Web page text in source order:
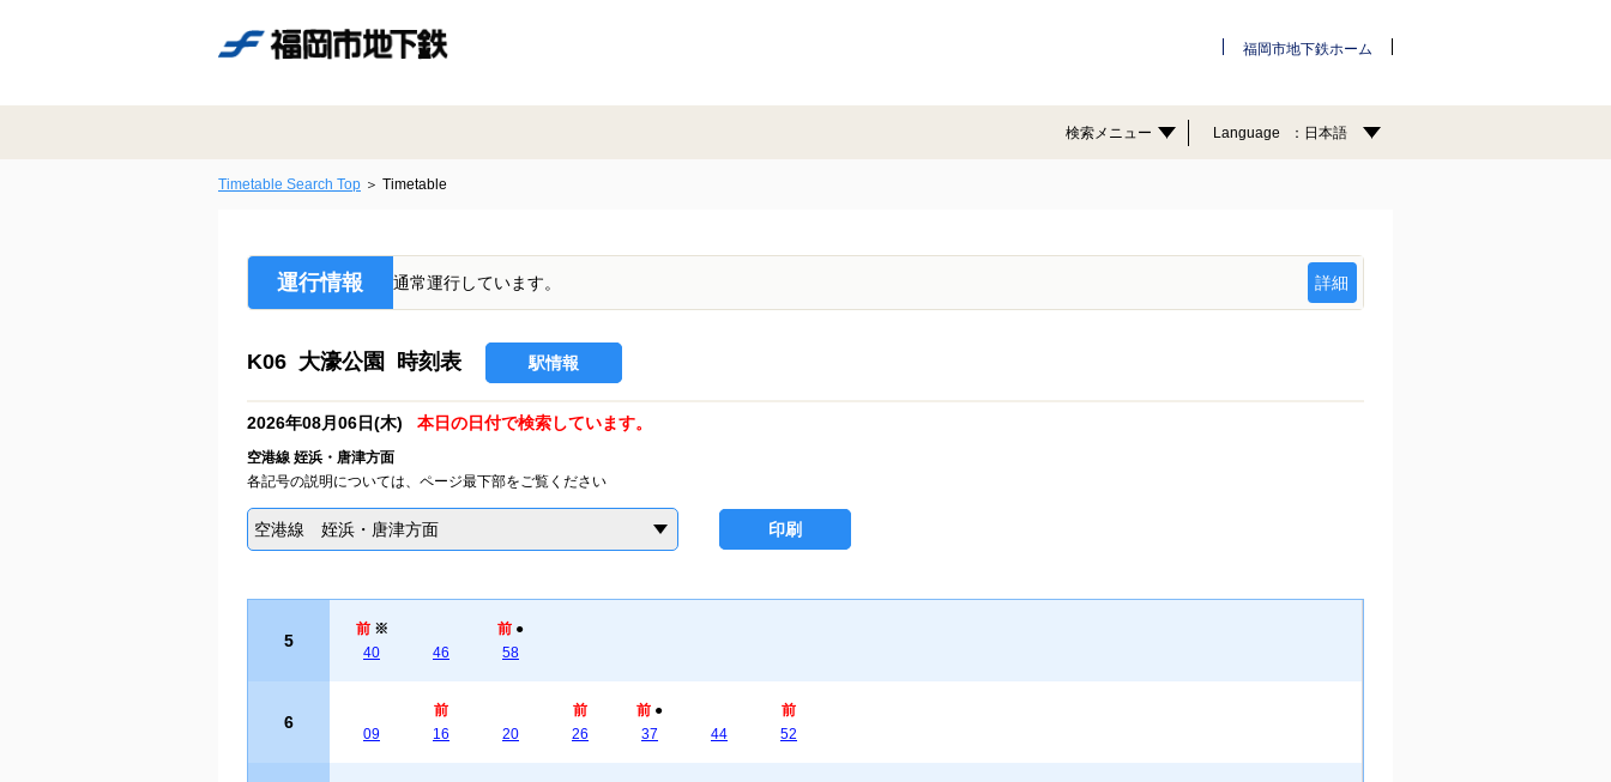
福岡市地下鉄ホーム
検索メニュー Language 日本語
Timetable Search Top Timetable
運行情報 通常運行しています。 詳細
K06 大濠公園 時刻表 駅情報
2026年08月06日(木) 本日の日付で検索しています。
空港線 姪浜・唐津方面
各記号の説明については、ページ最下部をご覧ください
空港線 姪浜・唐津方面 印刷
5
前 ※
40
46
前 ●
58
6
09
前
16
20
前
26
前 ●
37
44
前
52